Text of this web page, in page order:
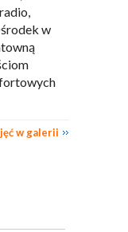
w
w galerii